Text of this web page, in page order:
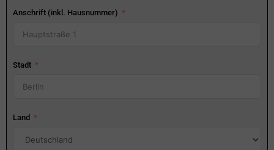
Anschrift (inkl. Hausnummer)
Stadt
Land